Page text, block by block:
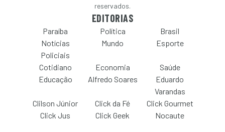
reservados.
EDITORIAS
Paraíba Política
Brasil
Notícias
Policiais
Mundo Esporte
Cotidiano Economia
Saúde
Educação
Alfredo Soares
Eduardo
Varandas
Clilson Júnior
Click da Fé
Click Gourmet
Click Jus
Click Geek Nocaute